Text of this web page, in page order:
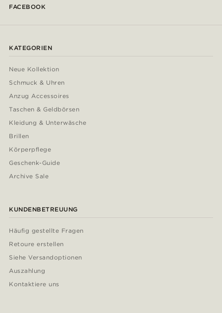
FACEBOOK
KATEGORIEN
Neue Kollektion
Schmuck & Uhren
Anzug Accessoires
Taschen & Geldbörsen
Kleidung & Unterwäsche
Brillen
Körperpflege
Geschenk-Guide
Archive Sale
KUNDENBETREUUNG
Häufig gestellte Fragen
Retoure erstellen
Siehe Versandoptionen
Auszahlung
Kontaktiere uns